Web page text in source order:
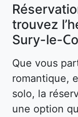
trouvez
Sury-le-
Que vous
romantique,
solo, la
une option